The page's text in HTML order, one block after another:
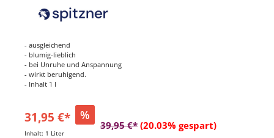
- ausgleichend
- blumig-lieblich
- bei Unruhe und Anspannung
- wirkt beruhigend.
- Inhalt 1 l
31,95 €* %
39,95 €* (20.03% gespart)
Inhalt: 1 Liter